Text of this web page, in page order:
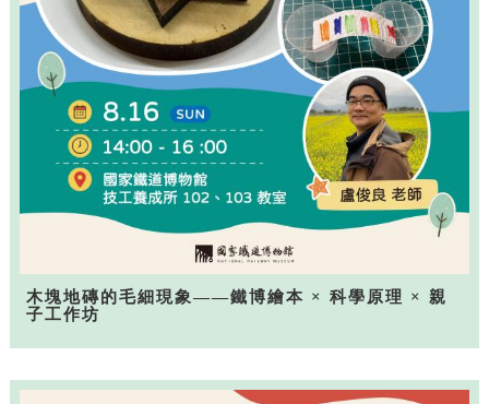
木塊地磚的毛細現象——鐵博繪本 × 科學原理 × 親
子工作坊